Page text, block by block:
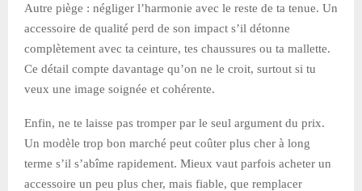
Autre piège : négliger l’harmonie avec le reste de ta tenue. Un
accessoire de qualité perd de son impact s’il détonne
complètement avec ta ceinture, tes chaussures ou ta mallette.
Ce détail compte davantage qu’on ne le croit, surtout si tu
veux une image soignée et cohérente.
Enfin, ne te laisse pas tromper par le seul argument du prix.
Un modèle trop bon marché peut coûter plus cher à long
terme s’il s’abîme rapidement. Mieux vaut parfois acheter un
accessoire un peu plus cher, mais fiable, que remplacer